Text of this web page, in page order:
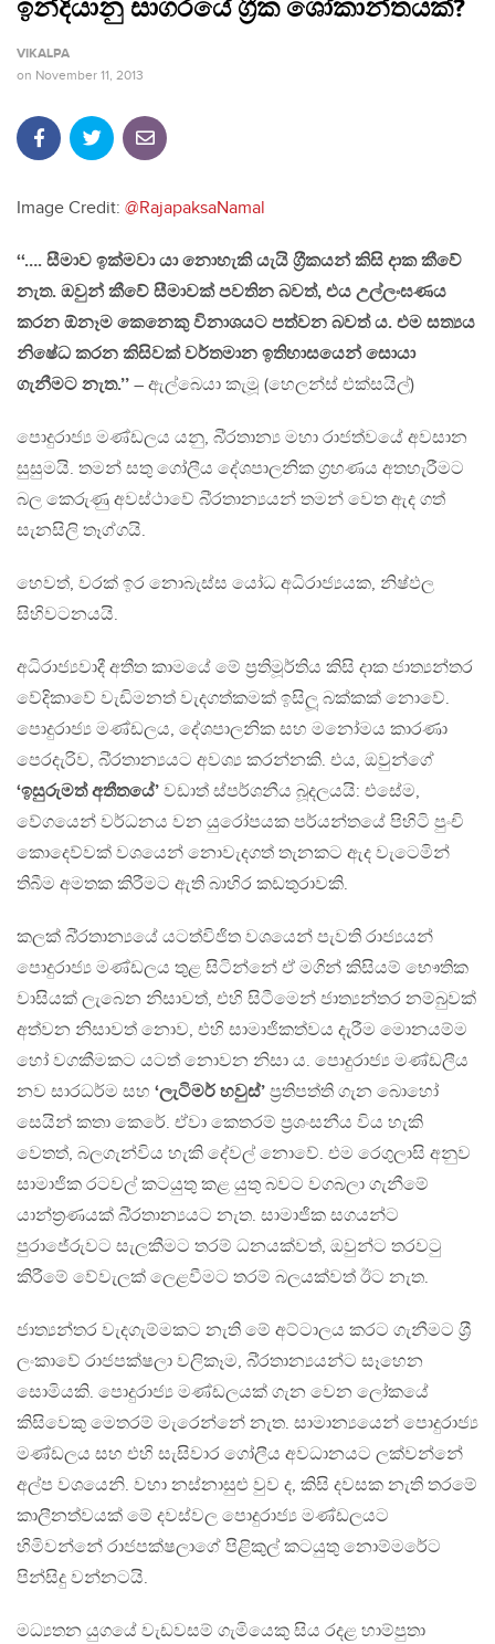
ඉන්දියානු සාගරයේ ග‍්‍රීක ශෝකාන්තයක්?
VIKALPA
on November 11, 2013
Image Credit: @RajapaksaNamal
‘‘…. සීමාව ඉක්මවා යා නොහැකි යැයි ග‍්‍රීකයන් කිසි දාක කීවේ
නැත. ඔවුන් කීවේ සීමාවක් පවතින බවත්, එය උල්ලංඝණය
කරන ඕනෑම කෙනෙකු විනාශයට පත්වන බවත් ය. එම සත්‍යය
නිෂේධ කරන කිසිවක් වර්තමාන ඉතිහාසයෙන් සොයා
ගැනීමට නැත.’’ – ඇල්බෙයා කැමූ (හෙලන්ස් එක්සයිල්)
පොදුරාජ්‍ය මණ්ඩලය යනු, බි‍්‍රතාන්‍ය මහා රාජත්වයේ අවසාන
සුසුමයි. තමන් සතු ගෝලීය දේශපාලනික ග‍්‍රහණය අතහැරීමට
බල කෙරුණු අවස්ථාවේ බි‍්‍රතාන්‍යයන් තමන් වෙත ඇද ගත්
සැනසිලි තෑග්ගයි.
හෙවත්, වරක් ඉර නොබැස්ස යෝධ අධිරාජ්‍යයක, නිෂ්ඵල
සිහිවටනයයි.
අධිරාජ්‍යවාදී අතීත කාමයේ මේ ප‍්‍රතිමූර්තිය කිසි දාක ජාත්‍යන්තර
වේදිකාවේ වැඩිමනත් වැදගත්කමක් ඉසිලූ බක්කක් නොවේ.
පොදුරාජ්‍ය මණ්ඩලය, දේශපාලනික සහ මනෝමය කාරණා
පෙරදැරිව, බි‍්‍රතාන්‍යයට අවශ්‍ය කරන්නකි. එය, ඔවුන්ගේ
‘ඉසුරුමත් අතීතයේ’ වඩාත් ස්පර්ශනීය බූදලයයි: එසේම,
වේගයෙන් වර්ධනය වන යුරෝපයක පර්යන්තයේ පිහිටි පුංචි
කොදෙව්වක් වශයෙන් නොවැදගත් තැනකට ඇද වැටෙමින්
තිබීම අමතක කිරීමට ඇති බාහිර කඩතුරාවකි.
කලක් බි‍්‍රතාන්‍යයේ යටත්විජිත වශයෙන් පැවති රාජ්‍යයන්
පොදුරාජ්‍ය මණ්ඩලය තුළ සිටින්නේ ඒ මගින් කිසියම් භෞතික
වාසියක් ලැබෙන නිසාවත්, එහි සිටීමෙන් ජාත්‍යන්තර නම්බුවක්
අත්වන නිසාවත් නොව, එහි සාමාජිකත්වය දැරීම මොනයම්ම
හෝ වගකීමකට යටත් නොවන නිසා ය. පොදුරාජ්‍ය මණ්ඩලීය
නව සාරධර්ම සහ ‘ලැටිමර් හවුස්’ ප‍්‍රතිපත්ති ගැන බොහෝ
සෙයින් කතා කෙරේ. ඒවා කෙතරම් ප‍්‍රශංසනීය විය හැකි
වෙතත්, බලගැන්විය හැකි දේවල් නොවේ. එම රෙගුලාසි අනුව
සාමාජික රටවල් කටයුතු කළ යුතු බවට වගබලා ගැනීමේ
යාන්ත‍්‍රණයක් බි‍්‍රතාන්‍යයට නැත. සාමාජික සගයන්ට
පුරාජේරුවට සැලකීමට තරම් ධනයක්වත්, ඔවුන්ට තරවටු
කිරීමේ වේවැලක් ලෙළවීමට තරම් බලයක්වත් ඊට නැත.
ජාත්‍යන්තර වැදගැම්මකට නැති මේ අට්ටාලය කරට ගැනීමට ශ‍්‍රී
ලංකාවේ රාජපක්ෂලා වලිකෑම, බි‍්‍රතාන්‍යයන්ට සෑහෙන
සොමියකි. පොදුරාජ්‍ය මණ්ඩලයක් ගැන වෙන ලෝකයේ
කිසිවෙකු මෙතරම් මැරෙන්නේ නැත. සාමාන්‍යයෙන් පොදුරාජ්‍ය
මණ්ඩලය සහ එහි සැසිවාර ගෝලීය අවධානයට ලක්වන්නේ
අල්ප වශයෙනි. වහා නස්නාසුළු වුව ද, කිසි දවසක නැති තරමේ
කාලීනත්වයක් මේ දවස්වල පොදුරාජ්‍ය මණ්ඩලයට
හිමිවන්නේ රාජපක්ෂලාගේ පිළිකුල් කටයුතු නොම්මරේට
පින්සිදු වන්නටයි.
මධ්‍යතන යුගයේ වැඩවසම් ගැමියෙකු සිය රදළ හාම්පුතා